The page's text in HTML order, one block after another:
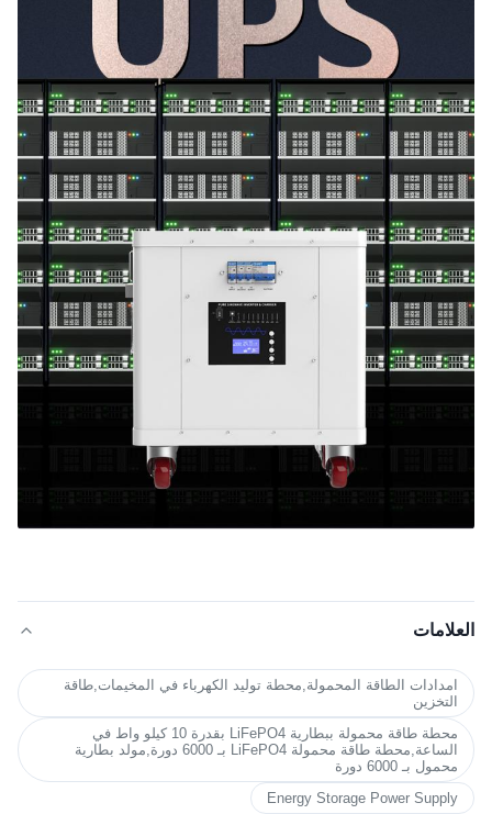
العلامات
امدادات الطاقة المحمولة,محطة توليد الكهرباء في المخيمات,طاقة
التخزين
محطة طاقة محمولة ببطارية LiFePO4 بقدرة 10 كيلو واط في
الساعة,محطة طاقة محمولة LiFePO4 بـ 6000 دورة,مولد بطارية
محمول بـ 6000 دورة
Energy Storage Power Supply